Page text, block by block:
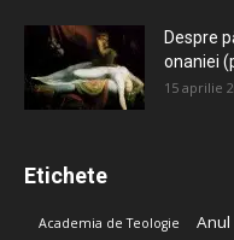
Despre
onaniei
15 aprilie
Etichete
Academia de Teologie